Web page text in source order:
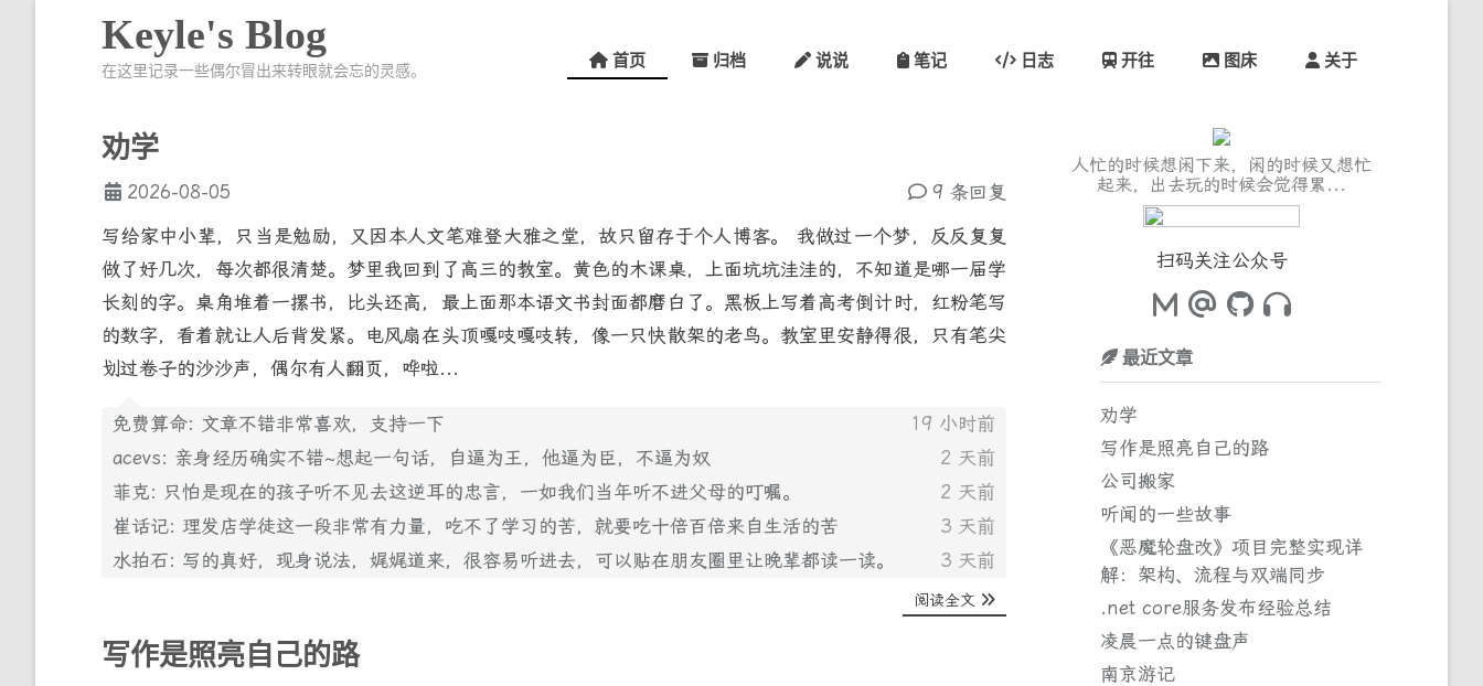
Keyle's Blog
在这里记录一些偶尔冒出来转眼就会忘的灵感。 首页 归档 说说 笔记 日志 开往 图床 关于
劝学
2026-08-05
9 条回复
写给家中小辈，只当是勉励，又因本人文笔难登大雅之堂，故只留存于个人博客。 我做过一个梦，反反复复
做了好几次，每次都很清楚。梦里我回到了高三的教室。黄色的木课桌，上面坑坑洼洼的，不知道是哪一届学
长刻的字。桌角堆着一摞书，比头还高，最上面那本语文书封面都磨白了。黑板上写着高考倒计时，红粉笔写
的数字，看着就让人后背发紧。电风扇在头顶嘎吱嘎吱转，像一只快散架的老鸟。教室里安静得很，只有笔尖
划过卷子的沙沙声，偶尔有人翻页，哗啦...
19 小时前
免费算命: 文章不错非常喜欢，支持一下
2 天前
acevs: 亲身经历确实不错~想起一句话，自逼为王，他逼为臣，不逼为奴
2 天前
菲克: 只怕是现在的孩子听不见去这逆耳的忠言，一如我们当年听不进父母的叮嘱。
3 天前
崔话记: 理发店学徒这一段非常有力量，吃不了学习的苦，就要吃十倍百倍来自生活的苦
3 天前
水拍石: 写的真好，现身说法，娓娓道来，很容易听进去，可以贴在朋友圈里让晚辈都读一读。
阅读全文
写作是照亮自己的路
这段时间吃过很多次周年庆蛋糕了。
扫码关注公众号
最近文章
劝学
写作是照亮自己的路
公司搬家
听闻的一些故事
《恶魔轮盘改》项目完整实现详
解：架构、流程与双端同步
.net core服务发布经验总结
凌晨一点的键盘声
南京游记